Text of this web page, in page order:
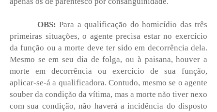
OBS: Para a qualificação do homicídio das três
primeiras situações, o agente precisa estar no exercício
da função ou a morte deve ter sido em decorrência dela.
Mesmo se em seu dia de folga, ou à paisana, houver a
morte em decorrência ou exercício de sua função,
aplicar-se-á a qualificadora. Contudo, mesmo se o agente
souber da condição da vítima, mas a morte não tiver nexo
com sua condição, não haverá a incidência do disposto